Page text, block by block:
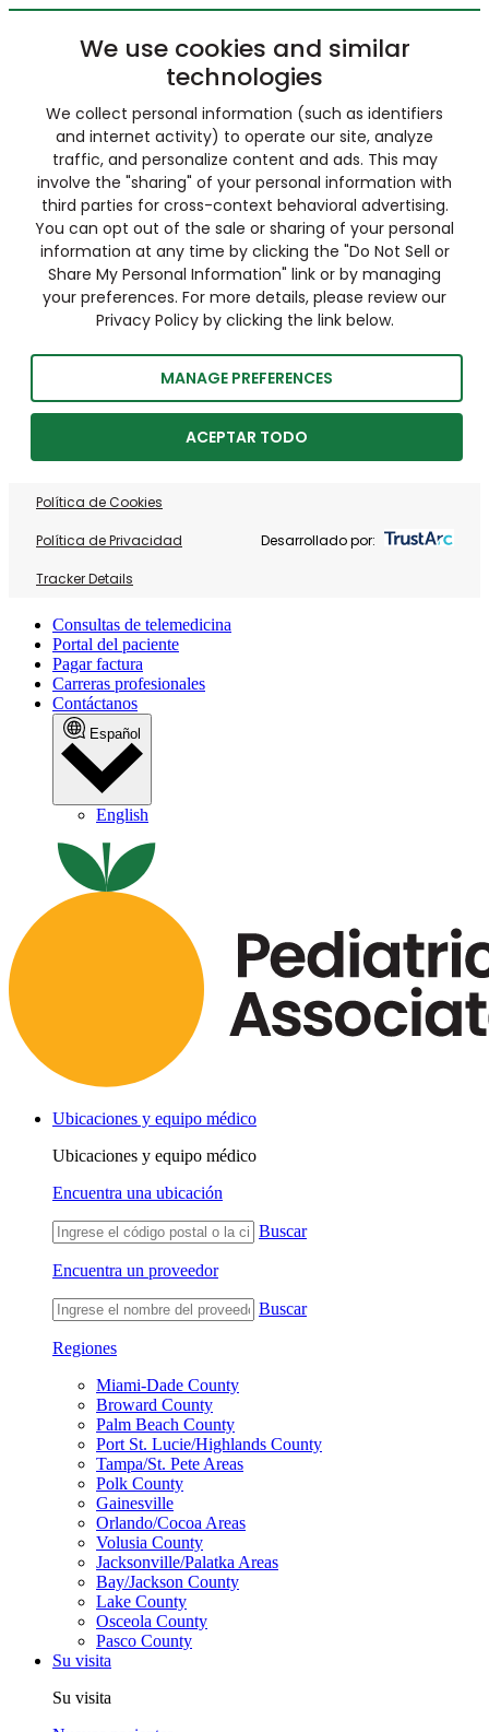
We use cookies and similar
technologies
We collect personal information (such as identifiers
and internet activity) to operate our site, analyze
traffic, and personalize content and ads. This may
involve the "sharing" of your personal information with
third parties for cross-context behavioral advertising.
You can opt out of the sale or sharing of your personal
information at any time by clicking the "Do Not Sell or
Share My Personal Information" link or by managing
your preferences. For more details, please review our
Privacy Policy by clicking the link below.
MANAGE PREFERENCES
ACEPTAR TODO
Política de Cookies
Política de Privacidad
Tracker Details
Desarrollado por:
Consultas de telemedicina
Portal del paciente
Pagar factura
Carreras profesionales
Contáctanos
Español
English
Ubicaciones y equipo médico
Ubicaciones y equipo médico
Encuentra una ubicación
Buscar
Encuentra un proveedor
Buscar
Regiones
Miami-Dade County
Broward County
Palm Beach County
Port St. Lucie/Highlands County
Tampa/St. Pete Areas
Polk County
Gainesville
Orlando/Cocoa Areas
Volusia County
Jacksonville/Palatka Areas
Bay/Jackson County
Lake County
Osceola County
Pasco County
Su visita
Su visita